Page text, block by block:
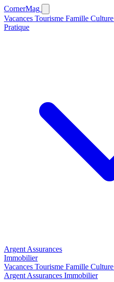
CornerMag
Vacances Tourisme Famille Culture
Pratique
Argent Assurances
Immobilier
Vacances Tourisme Famille Culture
Argent Assurances Immobilier